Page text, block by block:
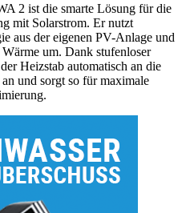
2 ist die smarte Lösung für die
mit Solarstrom. Er nutzt
aus der eigenen PV-Anlage und
um. Dank stufenloser
Heizstab automatisch an die
und sorgt so für maximale